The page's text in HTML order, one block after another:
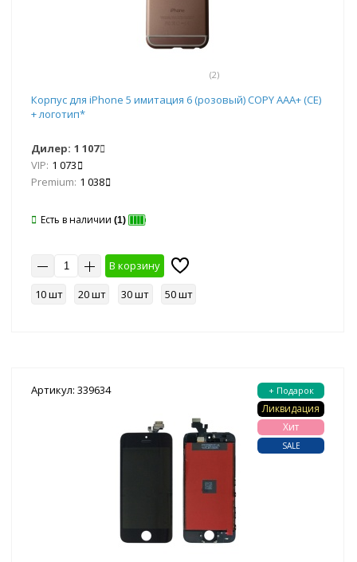
(2)
Корпус для iPhone 5 имитация 6 (розовый) COPY AAA+ (CE)
+ логотип*
Дилер: 1 107
VIP: 1 073
Premium: 1 038
Есть в наличии (1)
В корзину
10 шт
20 шт 30 шт 50 шт
Артикул: 339634 + Подарок
Ликвидация
Хит
SALE